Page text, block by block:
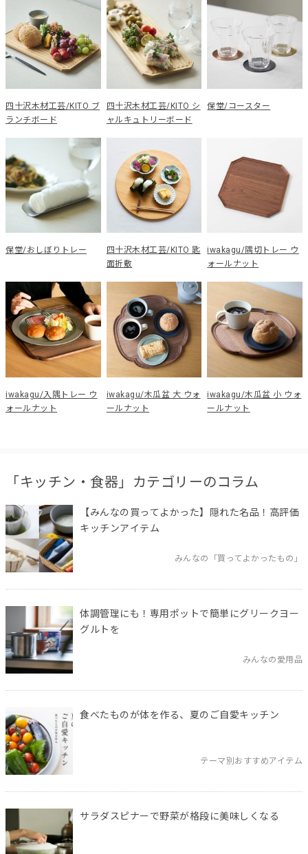
四十沢木材工芸/KITO ブ
ランチボード
四十沢木材工芸/KITO シ
ャルキュトリーボード
保堂/コースター
保堂/おしぼりトレー
四十沢木材工芸/KITO 匙
面折敷
iwakagu/隅切トレー ウ
ォールナット
iwakagu/入隅トレー ウ
ォールナット
iwakagu/木瓜盆 大 ウォ
ールナット
iwakagu/木瓜盆 小 ウォ
ールナット
「キッチン・食器」カテゴリーのコラム
【みんなの買ってよかった】隠れた名品！高評価
キッチンアイテム
みんなの「買ってよかったもの」
体調管理にも！専用ポットで簡単にグリークヨー
グルトを
みんなの愛用品
食べたものが体を作る、夏のご自愛キッチン
テーマ別おすすめアイテム
サラダスピナーで野菜が格段に美味しくなる